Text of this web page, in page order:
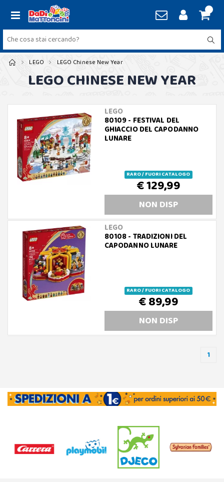
LEGO LEGO Chinese New Year
LEGO CHINESE NEW YEAR
LEGO
80109 - FESTIVAL DEL
GHIACCIO DEL CAPODANNO
LUNARE
RARO / FUORI CATALOGO
€ 129,99
NON DISP
LEGO
80108 - TRADIZIONI DEL
CAPODANNO LUNARE
RARO / FUORI CATALOGO
€ 89,99
NON DISP
1